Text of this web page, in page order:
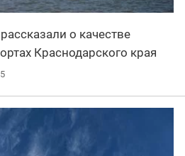
о качестве
Краснодарского края